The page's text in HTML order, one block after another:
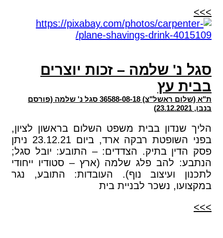
>>>
סגל נ' שלמה – זכות יוצרים
בבית עץ
ת"א (שלום ראשל"צ) 36588-08-18 סגל נ' שלמה (פורסם
בנבו, 23.12.2021)
הליך שנדון בבית משפט השלום בראשון לציון,
בפני השופטת רבקה ארד, ביום 23.12.21 ניתן
פסק הדין בתיק. הצדדים: – התובע: יובל סגל;
הנתבע: להב פלג שלמה (ארץ – סטודיו ייחודי
לתכנון ועיצוב נוף). העובדות: התובע, נגר
במקצועו, נשכר לבניית בית
>>>